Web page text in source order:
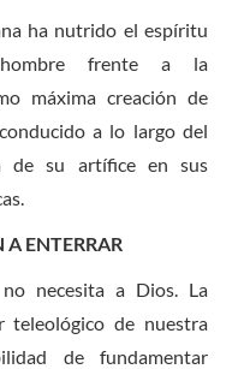
ha nutrido el espíritu
hombre frente a la
máxima creación de
a lo largo del
de su artífice en sus
A ENTERRAR
necesita a Dios. La
teleológico de nuestra
de fundamentar